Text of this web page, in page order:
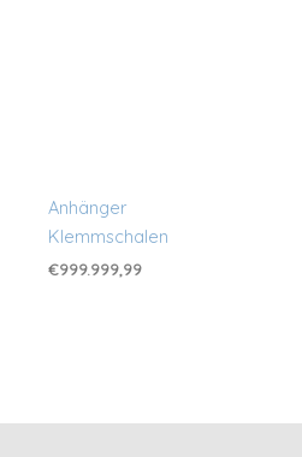
Anhänger
Klemmschalen
€999.999,99